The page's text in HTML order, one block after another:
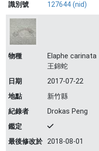
識別號
127644 (nid)
物種
Elaphe carinata
王錦蛇
日期
2017-07-22
地點
新竹縣
紀錄者
Drokas Peng
鑑定
最後修改於 2018-08-01